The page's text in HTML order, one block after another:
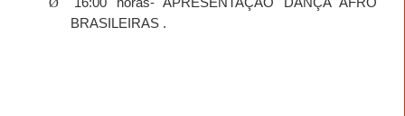
BRASILEIRAS .